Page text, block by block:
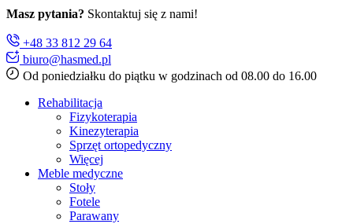
Masz pytania? Skontaktuj się z nami!
+48 33 812 29 64
biuro@hasmed.pl
Od poniedziałku do piątku w godzinach od 08.00 do 16.00
Rehabilitacja
Fizykoterapia
Kinezyterapia
Sprzęt ortopedyczny
Więcej
Meble medyczne
Stoły
Fotele
Parawany